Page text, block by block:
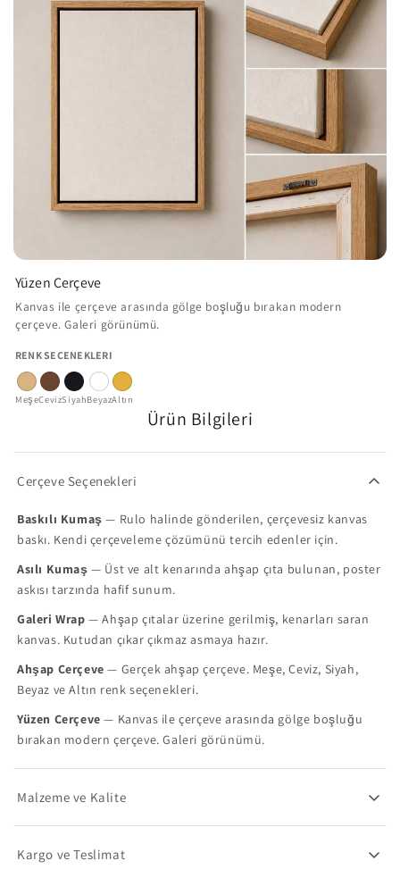
Yüzen Çerçeve
Kanvas ile çerçeve arasında gölge boşluğu bırakan modern
çerçeve. Galeri görünümü.
RENK SEÇENEKLERI
MeşeCevizSiyahBeyazAltın
Ürün Bilgileri
Çerçeve Seçenekleri
Baskılı Kumaş — Rulo halinde gönderilen, çerçevesiz kanvas
baskı. Kendi çerçeveleme çözümünü tercih edenler için.
Asılı Kumaş — Üst ve alt kenarında ahşap çıta bulunan, poster
askısı tarzında hafif sunum.
Galeri Wrap — Ahşap çıtalar üzerine gerilmiş, kenarları saran
kanvas. Kutudan çıkar çıkmaz asmaya hazır.
Ahşap Çerçeve — Gerçek ahşap çerçeve. Meşe, Ceviz, Siyah,
Beyaz ve Altın renk seçenekleri.
Yüzen Çerçeve — Kanvas ile çerçeve arasında gölge boşluğu
bırakan modern çerçeve. Galeri görünümü.
Malzeme ve Kalite
Kargo ve Teslimat